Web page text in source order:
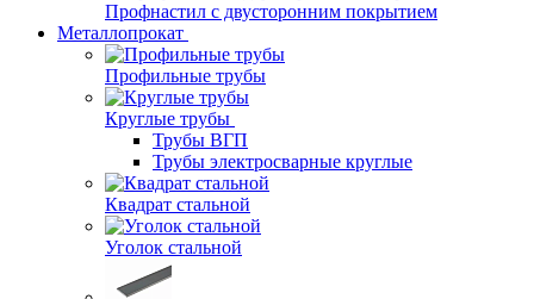
Профнастил с двусторонним покрытием
Металлопрокат
Профильные трубы
Круглые трубы
Трубы ВГП
Трубы электросварные круглые
Квадрат стальной
Уголок стальной